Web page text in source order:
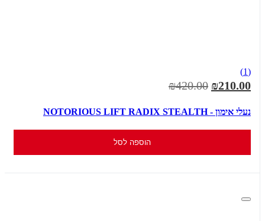
(1)
₪210.00
₪420.00
נעלי אימון - NOTORIOUS LIFT RADIX STEALTH
הוספה לסל